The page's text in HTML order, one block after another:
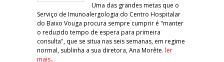
Uma das grandes metas que o
Serviço de Imunoalergologia do Centro Hospitalar
do Baixo Vouga procura sempre cumprir é "manter
o reduzido tempo de espera para primeira
consulta", que se situa nas seis semanas, em regime
normal, sublinha a sua diretora, Ana Morête. ler
mais...